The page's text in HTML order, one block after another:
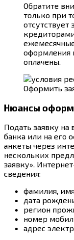
Обратите
только при
оформления
оплачены.
Оформить
Нюансы
Подать заявку
банка или на его
анкеты через
нескольких
заявку».
сведения:
фамилия,
дата
регион
номер
адрес